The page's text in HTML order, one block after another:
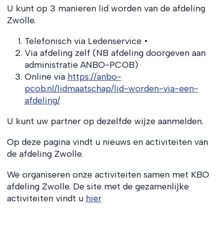
U kunt op 3 manieren lid worden van de afdeling
Zwolle.
Telefonisch via Ledenservice •
Via afdeling zelf (NB afdeling doorgeven aan
administratie ANBO-PCOB)
Online via https://anbo-
pcob.nl/lidmaatschap/lid-worden-via-een-
afdeling/
U kunt uw partner op dezelfde wijze aanmelden.
Op deze pagina vindt u nieuws en activiteiten van
de afdeling Zwolle.
We organiseren onze activiteiten samen met KBO
afdeling Zwolle. De site met de gezamenlijke
activiteiten vindt u hier